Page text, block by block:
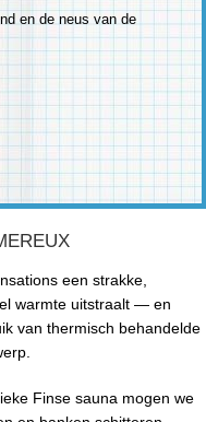
en de neus van de
een strakke,
warmte uitstraalt — en
van thermisch behandelde
Finse sauna mogen we